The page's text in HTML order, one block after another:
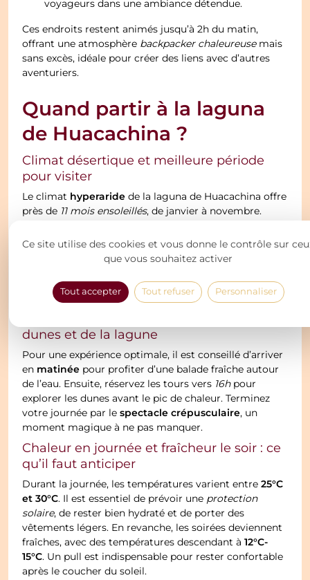
voyageurs dans une ambiance détendue.
Ces endroits restent animés jusqu’à 2h du matin,
offrant une atmosphère backpacker chaleureusemais
sans excès, idéale pour créer des liens avec d’autres
aventuriers.
Quand partir à la laguna
de Huacachina ?
Climat désertique et meilleure période
pour visiter
Le climat hyperaride de la laguna de Huacachina offre
près de 11 mois ensoleillés, de janvier à novembre.
mai à septembre. Durant cette période, les journées
sont agréablement douces, avec des températures
nuits fraîches sont idéales pour profiter desactivités
extérieures.
dunes et de la lagune
Pour une expérience optimale, il est conseillé d’arriver
en matinée pour profiter d’une balade fraîche autour
de l’eau. Ensuite, réservez les tours vers 16hpour
explorer les dunes avant le pic de chaleur. Terminez
votre journée par lespectacle crépusculaire, un
moment magique à ne pas manquer.
Chaleur en journée et fraîcheur le soir : ce
qu’il faut anticiper
Durant la journée, les températures varient entre25°C
et 30°C. Il est essentiel de prévoir une protection
solaire, de rester bien hydraté et de porter des
vêtements légers. En revanche, les soirées deviennent
fraîches, avec des températures descendant à12°C-
15°C. Un pull est indispensable pour rester confortable
après le coucher du soleil.
Ce site utilise des cookies et vous donne le contrôle sur
que vous souhaitez activer
Tout accepter Tout refuser Personnaliser